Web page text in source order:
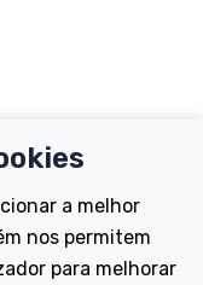
a melhor
nos permitem
para melhorar